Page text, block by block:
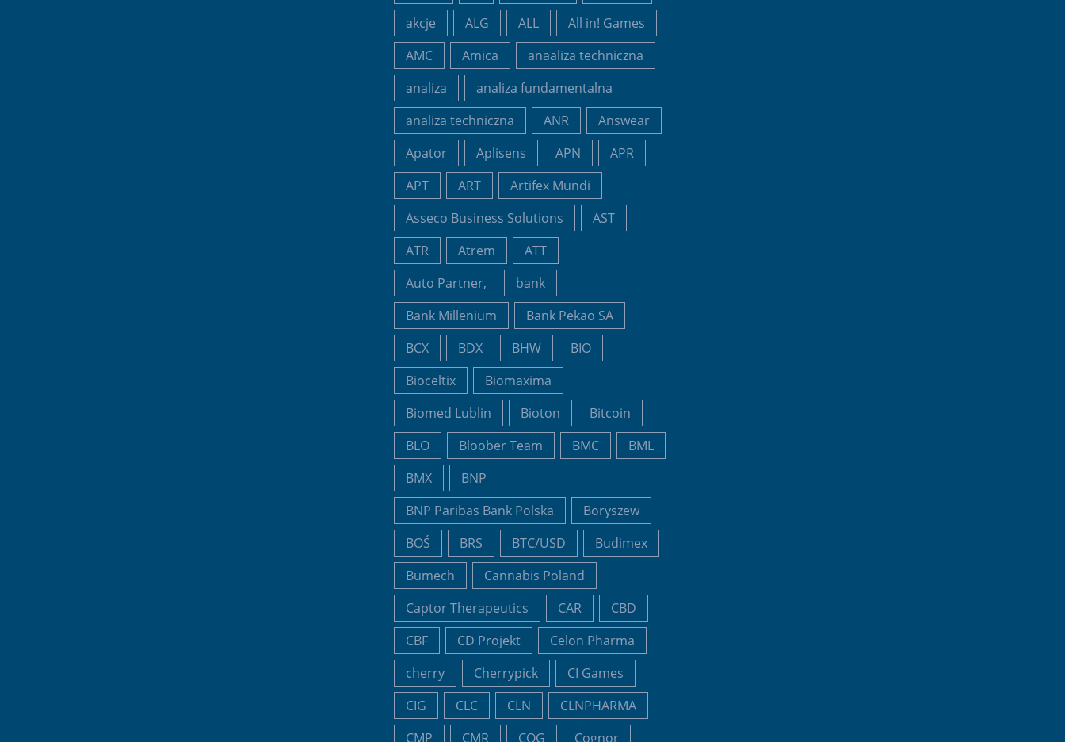
akcje
ALG ALL
All in! Games
AMC
Amica
anaaliza techniczna
analiza
analiza fundamentalna
analiza techniczna
ANR
Answear
Apator
Aplisens APN
APR
APT
ART
Artifex Mundi
Asseco Business Solutions
AST
ATR
Atrem
ATT
Auto Partner,
bank
Bank Millenium
Bank Pekao SA
BCX
BDX BHW
BIO
Bioceltix
Biomaxima
Biomed Lublin
Bioton
Bitcoin
BLO
Bloober Team BMC
BML
BMX
BNP
BNP Paribas Bank Polska
Boryszew
BOŚ
BRS BTC/USD
Budimex
Bumech
Cannabis Poland
Captor Therapeutics
CAR
CBD
CBF
CD Projekt
Celon Pharma
cherry
Cherrypick
CI Games
CIG
CLC CLN
CLNPHARMA
CMP
CMR COG Cognor